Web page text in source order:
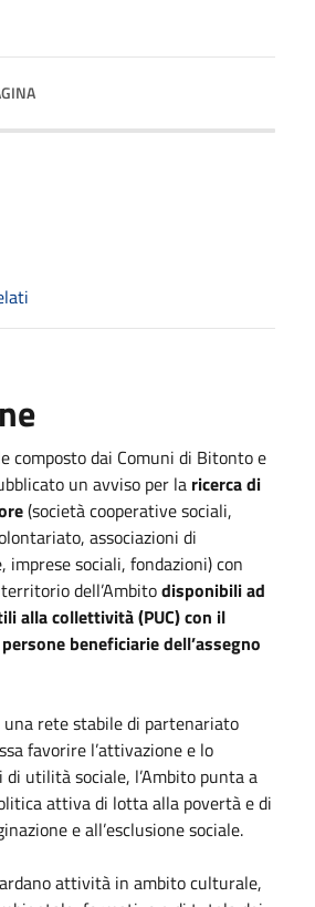
composto dai Comuni di Bitonto e
un avviso per la ricerca di
(società cooperative sociali,
associazioni di
imprese sociali, fondazioni) con
dell’Ambitodisponibili ad
alla collettività (PUC) con il
beneficiarie dell’assegno
una rete stabile di partenariato
favorire l’attivazione e lo
utilità sociale, l’Ambito punta a
attiva di lotta alla povertà e di
e all’esclusione sociale.
attività in ambito culturale,